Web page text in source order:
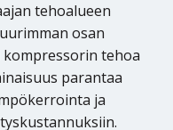
tehoalueen
osan
tehoa
parantaa
ja